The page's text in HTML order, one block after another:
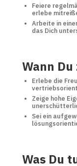
Feiere
erlebe
Arbeite in
das Dich
Wann
Erlebe die
Zeige hohe
Sei ein
Was Du